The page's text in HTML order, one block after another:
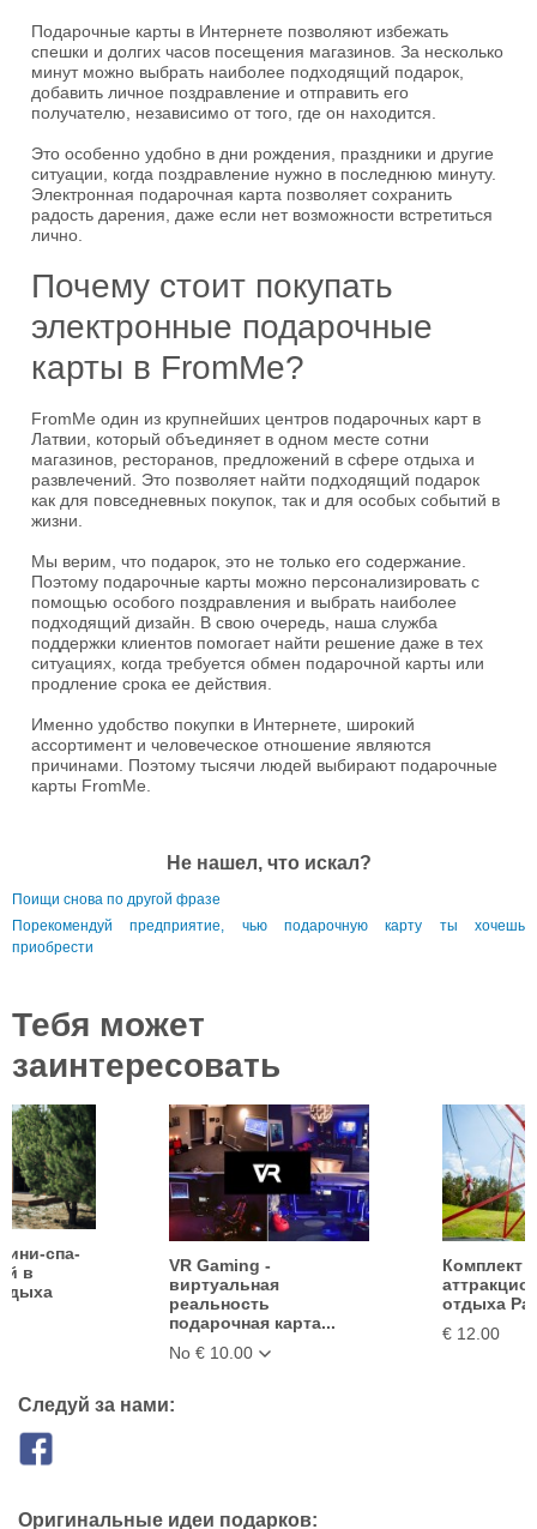
Подарочные карты в Интернете позволяют избежать
спешки и долгих часов посещения магазинов. За несколько
минут можно выбрать наиболее подходящий подарок,
добавить личное поздравление и отправить его
получателю, независимо от того, где он находится.
Это особенно удобно в дни рождения, праздники и другие
ситуации, когда поздравление нужно в последнюю минуту.
Электронная подарочная карта позволяет сохранить
радость дарения, даже если нет возможности встретиться
лично.
Почему стоит покупать
электронные подарочные
карты в FromMe?
FromMe один из крупнейших центров подарочных карт в
Латвии, который объединяет в одном месте сотни
магазинов, ресторанов, предложений в сфере отдыха и
развлечений. Это позволяет найти подходящий подарок
как для повседневных покупок, так и для особых событий в
жизни.
Мы верим, что подарок, это не только его содержание.
Поэтому подарочные карты можно персонализировать с
помощью особого поздравления и выбрать наиболее
подходящий дизайн. В свою очередь, наша служба
поддержки клиентов помогает найти решение даже в тех
ситуациях, когда требуется обмен подарочной карты или
продление срока ее действия.
Именно удобство покупки в Интернете, широкий
ассортимент и человеческое отношение являются
причинами. Поэтому тысячи людей выбирают подарочные
карты FromMe.
Не нашел, что искал?
Поищи снова по другой фразе
Порекомендуй предприятие, чью подарочную карту ты хочешь
приобрести
Тебя может
заинтересовать
спа-
в
VR Gaming -
виртуальная
реальность
подарочная карта...
No € 10.00
Комплект
отдыха
€ 12.00
Следуй за нами:
Оригинальные идеи подарков: